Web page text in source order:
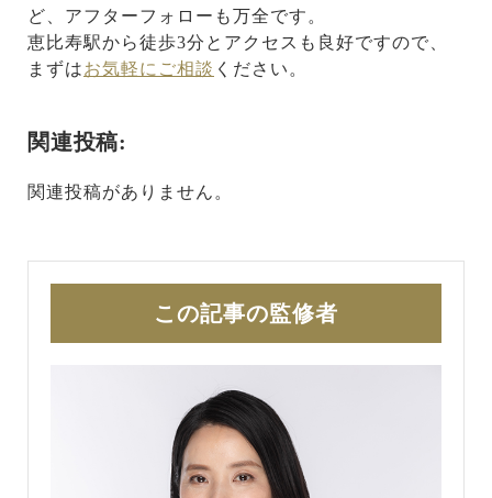
ど、アフターフォローも万全です。
恵比寿駅から徒歩3分とアクセスも良好ですので、
まずはお気軽にご相談 ください。
関連投稿:
関連投稿がありません。
この記事の監修者